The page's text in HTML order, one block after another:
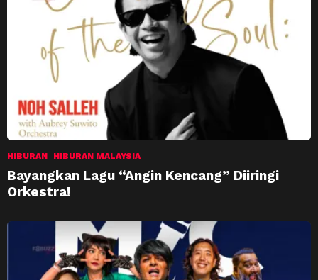
HIBURAN HIBURAN MALAYSIA
Bayangkan Lagu “Angin Kencang” Diiringi
Orkestra!